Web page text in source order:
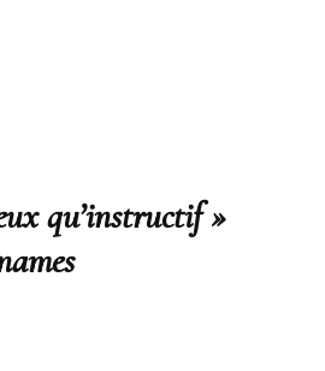
qu’instructif »